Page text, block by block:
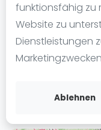
funktionsfähig zu
Website zu
Dienstleistungen
Ablehnen
Die Geschichte
Regeln und
Padel Schläge
Video
maba! Padel
Christian-
68167